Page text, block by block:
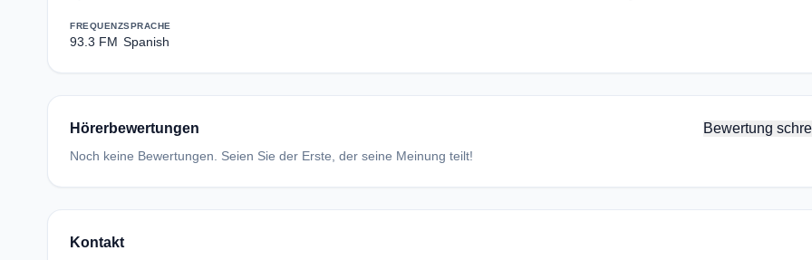
FREQUENZ
93.3 FM
SPRACHE
Spanish
Hörerbewertungen Bewertung
Noch keine Bewertungen. Seien Sie der Erste, der seine Meinung teilt!
Kontakt